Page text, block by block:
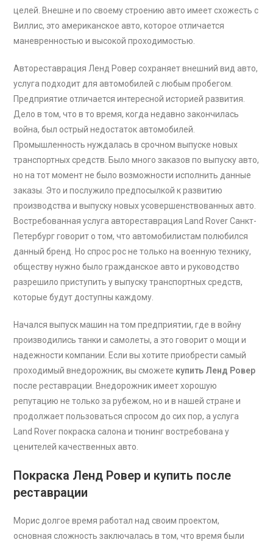
целей. Внешне и по своему строению авто имеет схожесть с
Виллис, это американское авто, которое отличается
маневренностью и высокой проходимостью.
Автореставрация Ленд Ровер сохраняет внешний вид авто,
услуга подходит для автомобилей с любым пробегом.
Предприятие отличается интересной историей развития.
Дело в том, что в то время, когда недавно закончилась
война, был острый недостаток автомобилей.
Промышленность нуждалась в срочном выпуске новых
транспортных средств. Было много заказов по выпуску авто,
но на тот момент не было возможности исполнить данные
заказы. Это и послужило предпосылкой к развитию
производства и выпуску новых усовершенствованных авто.
Востребованная услуга автореставрация Land Rover Санкт-
Петербург говорит о том, что автомобилистам полюбился
данный бренд. Но спрос рос не только на военную технику,
обществу нужно было гражданское авто и руководство
разрешило приступить у выпуску транспортных средств,
которые будут доступны каждому.
Начался выпуск машин на том предприятии, где в войну
производились танки и самолеты, а это говорит о мощи и
надежности компании. Если вы хотите приобрести самый
проходимый внедорожник, вы сможете купить Ленд Ровер
после реставрации. Внедорожник имеет хорошую
репутацию не только за рубежом, но и в нашей стране и
продолжает пользоваться спросом до сих пор, а услуга
Land Rover покраска салона и тюнинг востребована у
ценителей качественных авто.
Покраска Ленд Ровер и купить после
реставрации
Морис долгое время работал над своим проектом,
основная сложность заключалась в том, что время были